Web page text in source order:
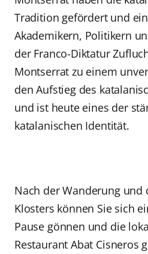
Tradition gefördert und
Akademikern, Politikern
der Franco-Diktatur
Montserrat zu einem
den Aufstieg des
und ist heute eines der
katalanischen Identität.
Nach der Wanderung und
Klosters können Sie sich
Pause gönnen und die
Restaurant Abat Cisneros